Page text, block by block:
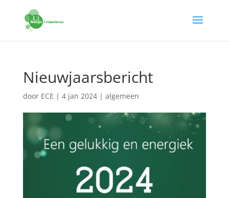
Nieuwjaarsbericht
door ECE | 4 jan 2024| algemeen